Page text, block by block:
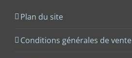
Plan du site
Conditions générales de vente